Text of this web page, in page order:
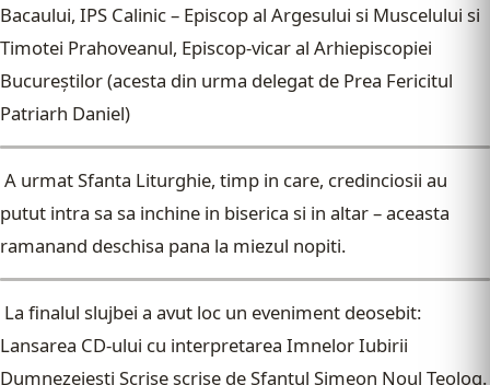
Bacaului, IPS Calinic – Episcop al Argesului si Muscelului si
Timotei Prahoveanul, Episcop-vicar al Arhiepiscopiei
Bucureştilor (acesta din urma delegat de Prea Fericitul
Patriarh Daniel)
A urmat Sfanta Liturghie, timp in care, credinciosii au
putut intra sa sa inchine in biserica si in altar – aceasta
ramanand deschisa pana la miezul nopiti.
La finalul slujbei a avut loc un eveniment deosebit:
Lansarea CD-ului cu interpretarea Imnelor Iubirii
Dumnezeiesti Scrise scrise de Sfantul Simeon Noul Teolog.